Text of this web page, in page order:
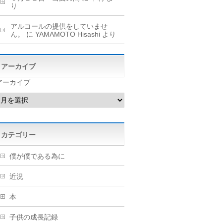
り
アルコールの提供をしていませ
ん。
に YAMAMOTO Hisashi より
アーカイブ
ーカイブ
カテゴリー
僕が僕である為に
近況
本
子供の成長記録